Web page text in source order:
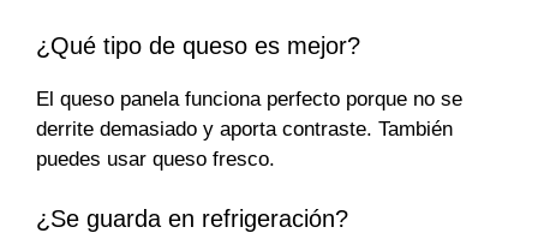
¿Qué tipo de queso es mejor?
El queso panela funciona perfecto porque no se
derrite demasiado y aporta contraste. También
puedes usar queso fresco.
¿Se guarda en refrigeración?